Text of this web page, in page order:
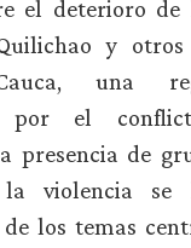
el deterioro de
y
una
por el
presencia de
violencia se
los temas